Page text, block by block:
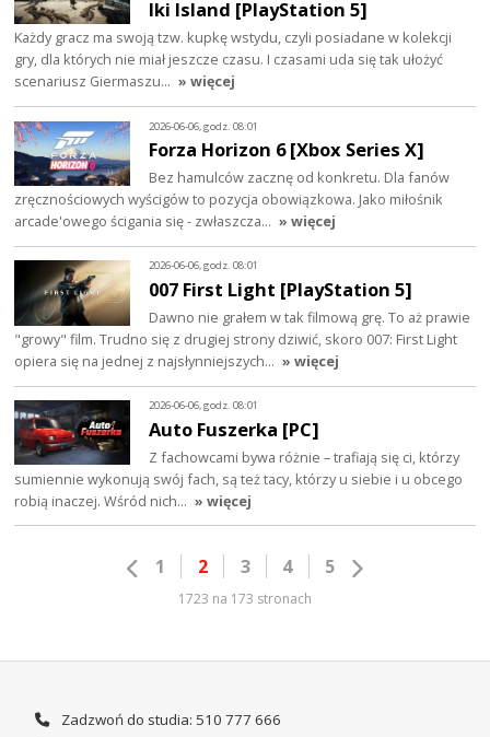
Iki Island [PlayStation 5]
Każdy gracz ma swoją tzw. kupkę wstydu, czyli posiadane w kolekcji
gry, dla których nie miał jeszcze czasu. I czasami uda się tak ułożyć
scenariusz Giermaszu… » więcej
2026-06-06, godz. 08:01
Forza Horizon 6 [Xbox Series X]
Bez hamulców zacznę od konkretu. Dla fanów
zręcznościowych wyścigów to pozycja obowiązkowa. Jako miłośnik
arcade'owego ścigania się - zwłaszcza… » więcej
2026-06-06, godz. 08:01
007 First Light [PlayStation 5]
Dawno nie grałem w tak filmową grę. To aż prawie
"growy" film. Trudno się z drugiej strony dziwić, skoro 007: First Light
opiera się na jednej z najsłynniejszych… » więcej
2026-06-06, godz. 08:01
Auto Fuszerka [PC]
Z fachowcami bywa różnie – trafiają się ci, którzy
sumiennie wykonują swój fach, są też tacy, którzy u siebie i u obcego
robią inaczej. Wśród nich… » więcej
1 2 3 4 5
1723 na 173 stronach
Zadzwoń do studia: 510 777 666